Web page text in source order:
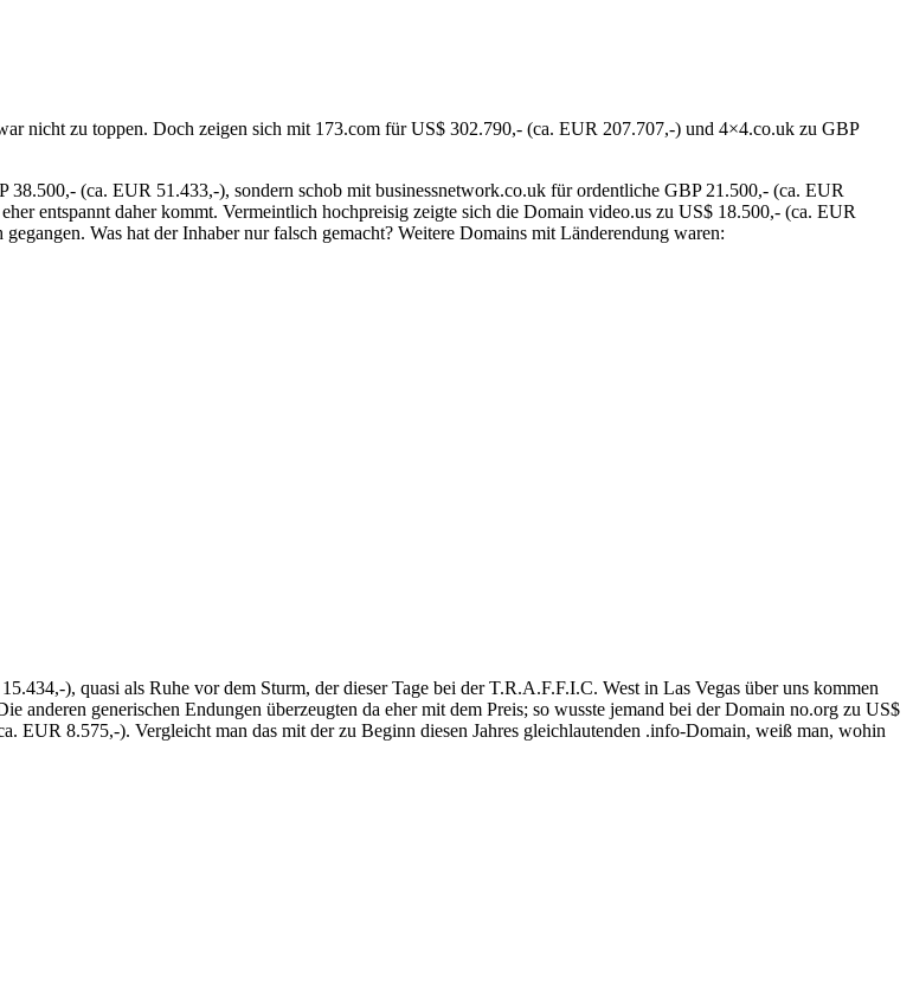
nicht zu toppen. Doch zeigen sich mit 173.com für US$ 302.790,- (ca. EUR 207.707,-) und 4×4.co.uk zu GBP
(ca. EUR 51.433,-), sondern schob mit businessnetwork.co.uk für ordentliche GBP 21.500,- (ca. EUR
entspannt daher kommt. Vermeintlich hochpreisig zeigte sich die Domain video.us zu US$ 18.500,- (ca. EUR
Was hat der Inhaber nur falsch gemacht? Weitere Domains mit Länderendung waren:
), quasi als Ruhe vor dem Sturm, der dieser Tage bei der T.R.A.F.F.I.C. West in Las Vegas über uns kommen
generischen Endungen überzeugten da eher mit dem Preis; so wusste jemand bei der Domain no.org zu US$
EUR 8.575,-). Vergleicht man das mit der zu Beginn diesen Jahres gleichlautenden .info-Domain, weiß man, wohin